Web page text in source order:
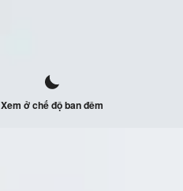
Xem ở chế độ ban đêm